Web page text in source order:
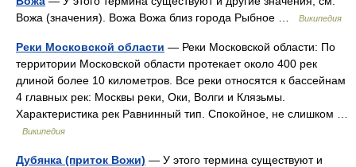
Вожа (значения). Вожа Вожа близ города Рыбное …
Википедия
Реки Московской области — Реки Московской области: По
территории Московской области протекает около 400 рек
длиной более 10 километров. Все реки относятся к бассейнам
4 главных рек: Москвы реки, Оки, Волги и Клязьмы.
Характеристика рек Равнинный тип. Спокойное, не слишком …
Википедия
Дубянка (приток Вожи) — У этого термина существуют и